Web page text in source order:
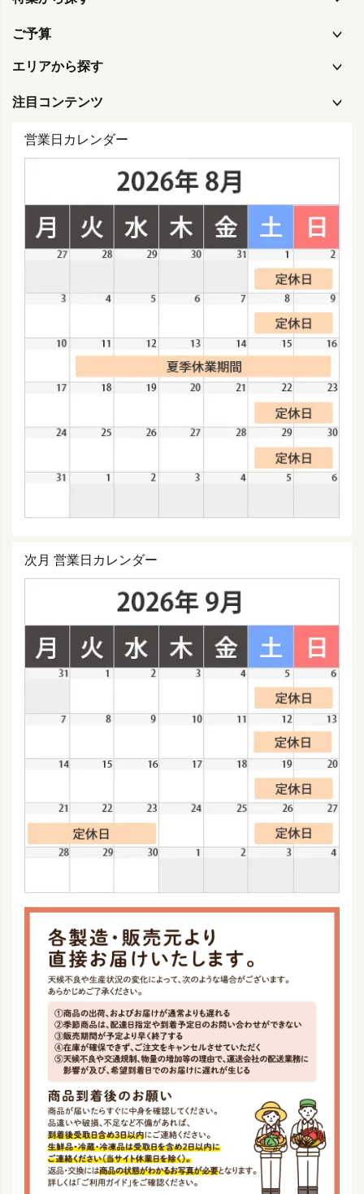
ご予算
エリアから探す
注目コンテンツ
営業日カレンダー
次月 営業日カレンダー